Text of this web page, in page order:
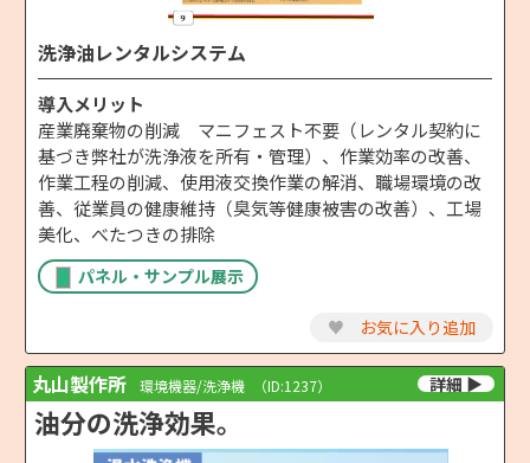
洗浄油レンタルシステム
導入メリット
産業廃棄物の削減 マニフェスト不要（レンタル契約に
基づき弊社が洗浄液を所有・管理）、作業効率の改善、
作業工程の削減、使用液交換作業の解消、職場環境の改
善、従業員の健康維持（臭気等健康被害の改善）、工場
美化、べたつきの排除
パネル・サンプル展示
♥ お気に入り追加
丸山製作所 環境機器/洗浄機 （ID:1237）
油分の洗浄効果。